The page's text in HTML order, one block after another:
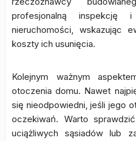
profesjonalną
nieruchomości, wskazując
koszty ich usunięcia.
Kolejnym ważnym
otoczenia domu. Nawet
się nieodpowiedni, jeśli jego
oczekiwań. Warto
uciążliwych sąsiadów lub